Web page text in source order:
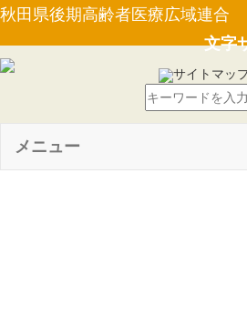
秋田県後期高齢者医療広域連合
文字
サイトマッ
メニュー